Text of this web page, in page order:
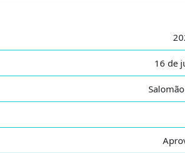
16 de